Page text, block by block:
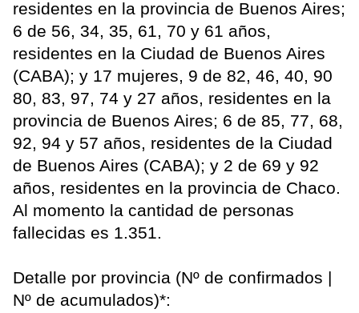
residentes en la provincia de Buenos Aires;
6 de 56, 34, 35, 61, 70 y 61 años,
residentes en la Ciudad de Buenos Aires
(CABA); y 17 mujeres, 9 de 82, 46, 40, 90
80, 83, 97, 74 y 27 años, residentes en la
provincia de Buenos Aires; 6 de 85, 77, 68,
92, 94 y 57 años, residentes de la Ciudad
de Buenos Aires (CABA); y 2 de 69 y 92
años, residentes en la provincia de Chaco.
Al momento la cantidad de personas
fallecidas es 1.351.
Detalle por provincia (Nº de confirmados |
Nº de acumulados)*: